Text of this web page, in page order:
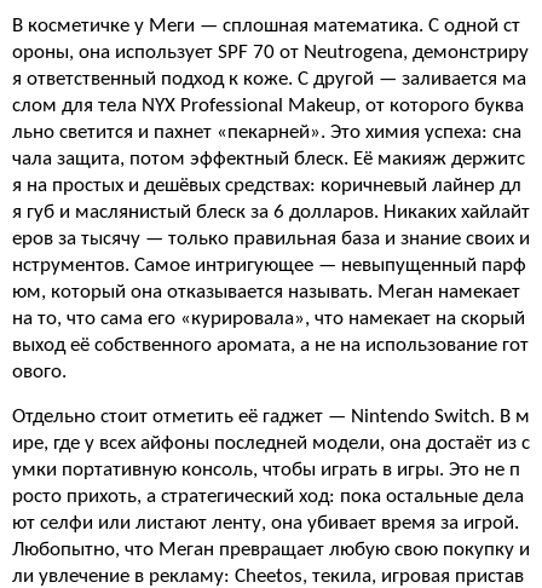
В косметичке у Меги — сплошная математика. С одной ст
ороны, она использует SPF 70 от Neutrogena, демонстриру
я ответственный подход к коже. С другой — заливается ма
слом для тела NYX Professional Makeup, от которого буква
льно светится и пахнет «пекарней». Это химия успеха: сна
чала защита, потом эффектный блеск. Её макияж держитс
я на простых и дешёвых средствах: коричневый лайнер дл
я губ и маслянистый блеск за 6 долларов. Никаких хайлайт
еров за тысячу — только правильная база и знание своих и
нструментов. Самое интригующее — невыпущенный парф
юм, который она отказывается называть. Меган намекает
на то, что сама его «курировала», что намекает на скорый
выход её собственного аромата, а не на использование гот
ового.
Отдельно стоит отметить её гаджет — Nintendo Switch. В м
ире, где у всех айфоны последней модели, она достаёт из с
умки портативную консоль, чтобы играть в игры. Это не п
росто прихоть, а стратегический ход: пока остальные дела
ют селфи или листают ленту, она убивает время за игрой.
Любопытно, что Меган превращает любую свою покупку и
ли увлечение в рекламу: Cheetos, текила, игровая пристав